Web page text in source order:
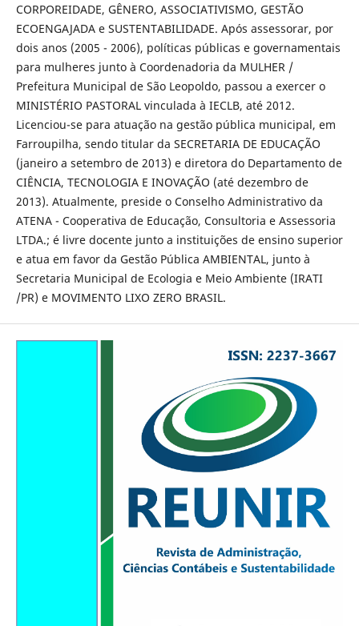
CORPOREIDADE, GÊNERO, ASSOCIATIVISMO, GESTÃO
ECOENGAJADA e SUSTENTABILIDADE. Após assessorar, por
dois anos (2005 - 2006), políticas públicas e governamentais
para mulheres junto à Coordenadoria da MULHER /
Prefeitura Municipal de São Leopoldo, passou a exercer o
MINISTÉRIO PASTORAL vinculada à IECLB, até 2012.
Licenciou-se para atuação na gestão pública municipal, em
Farroupilha, sendo titular da SECRETARIA DE EDUCAÇÃO
(janeiro a setembro de 2013) e diretora do Departamento de
CIÊNCIA, TECNOLOGIA E INOVAÇÃO (até dezembro de
2013). Atualmente, preside o Conselho Administrativo da
ATENA - Cooperativa de Educação, Consultoria e Assessoria
LTDA.; é livre docente junto a instituições de ensino superior
e atua em favor da Gestão Pública AMBIENTAL, junto à
Secretaria Municipal de Ecologia e Meio Ambiente (IRATI
/PR) e MOVIMENTO LIXO ZERO BRASIL.